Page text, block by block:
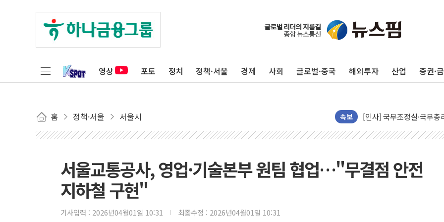
영상 포토 정치 정책·서울 경제 사회 글로벌·중국 해외투자 산업 증권·
홈 정책·서울 서울시 속보
현대그린푸드 '텍사스로
與 "세제개편안 8월 말
"AI가 먼저 알아채고 고
삼성전자, 美국립연구소
롯데백화점, 앰배서더 2
한수원 "폭염 속 전력수
장동혁, 李 대통령에 "결
정부, 독도 조사활동 日
서울교통공사, 영업·기술본부 원팀 협업…"무결점 안전
지하철 구현"
기사입력 : 2026년04월01일 10:31 최종수정 : 2026년04월01일 10:31